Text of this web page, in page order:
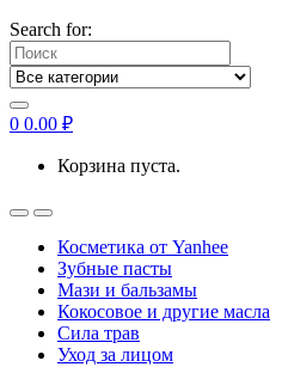
Search for:
0 0.00 ₽
Корзина пуста.
Косметика от Yanhee
Зубные пасты
Мази и бальзамы
Кокосовое и другие масла
Сила трав
Уход за лицом